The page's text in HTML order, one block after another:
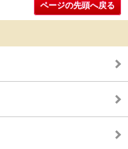
ページの先頭へ戻る